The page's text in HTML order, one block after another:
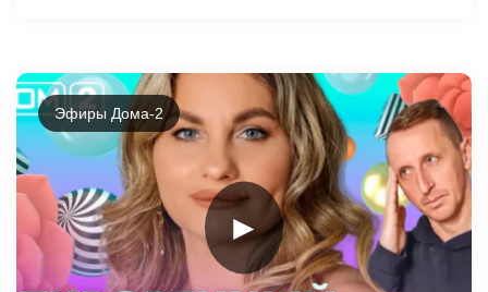
►
Эфиры Дома-2